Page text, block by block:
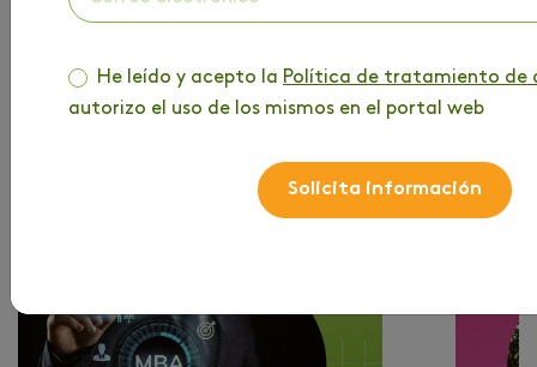
MÁS DE TU INTERÉS
He leído y acepto la Política de tratamiento de
autorizo el uso de los mismos en el portal web
Solicita información